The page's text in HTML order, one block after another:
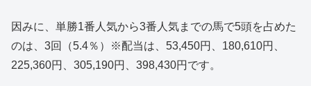
因みに、単勝1番人気から3番人気までの馬で5頭を占めた
のは、3回（5.4％）※配当は、53,450円、180,610円、
225,360円、305,190円、398,430円です。